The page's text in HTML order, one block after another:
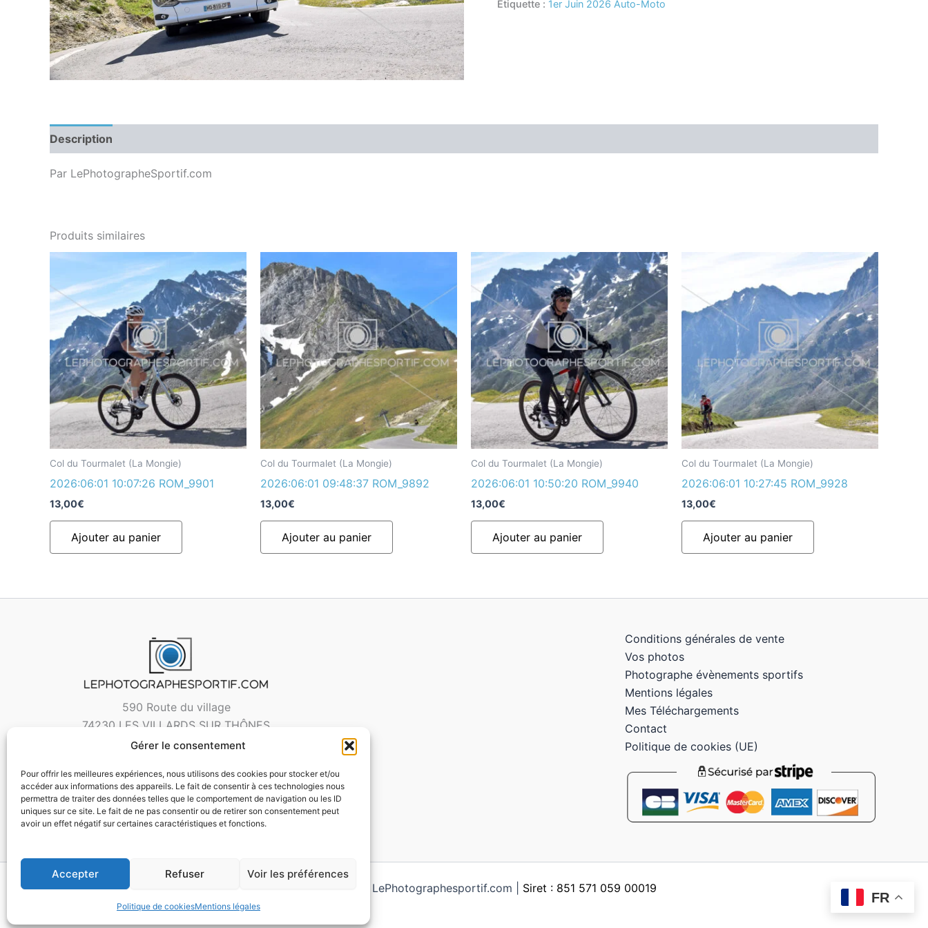
Gérer le consentement
Pour offrir les meilleures expériences, nous utilisons des cookies pour stocker et/ou
accéder aux informations des appareils. Le fait de consentir à ces technologies nous
permettra de traiter des données telles que le comportement de navigation ou les ID
uniques sur ce site. Le fait de ne pas consentir ou de retirer son consentement peut
avoir un effet négatif sur certaines caractéristiques et fonctions.
Accepter Refuser Voir les préférences
Politique de cookiesMentions légales
Étiquette : 1er Juin 2026 Auto-Moto
Description
Par LePhotographeSportif.com
Produits similaires
Col du Tourmalet (La Mongie)
2026:06:01 10:07:26 ROM_9901
13,00€
Ajouter au panier
Col du Tourmalet (La Mongie)
2026:06:01 09:48:37 ROM_9892
13,00€
Ajouter au panier
Col du Tourmalet (La Mongie)
2026:06:01 10:50:20 ROM_9940
13,00€
Ajouter au panier
Col du Tourmalet (La Mongie)
2026:06:01 10:27:45 ROM_9928
13,00€
Ajouter au panier
590 Route du village
74230 LES VILLARDS SUR THÔNES
Conditions générales de vente
Vos photos
Photographe évènements sportifs
Mentions légales
Mes Téléchargements
Contact
Politique de cookies (UE)
Copyright © 2026 LePhotographesportif.com | Siret : 851 571 059 00019
FR